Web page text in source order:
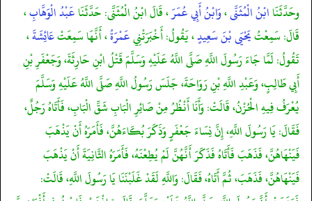
وحَدَّثَنَاابْنُ الْمُثَنَّى،وَابْنُ أَبِي عُمَرَ، قَالَ ابْنُ الْمُثَنَّى: حَدَّثَنَاعَبْدُ الْوَهَّابِ،
قَالَ: سَمِعْتُيَحْيَى بْنَ سَعِيدٍ، يَقُولُ: أَخْبَرَتْنِيعَمْرَةُ، أَنَّهَا سَمِعَتْعَائِشَةَ،
تَقُولُ: لَمَّا جَاءَ رَسُولَ اللَّهِ صَلَّى اللَّهُ عَلَيْهِ وَسَلَّمَ قَتْلُ ابْنِ حَارِثَةَ، وَجَعْفَرِ بْنِ
أَبِي طَالِبٍ، وَعَبْدِ اللَّهِ بْنِ رَوَاحَةَ، جَلَسَ رَسُولُ اللَّهِ صَلَّى اللَّهُ عَلَيْهِ وَسَلَّمَ
يُعْرَفُ فِيهِ الْحُزْنُ، قَالَتْ: وَأَنَا أَنْظُرُ مِنْ صَائِرِ الْبَابِ شَقِّ الْبَابِ، فَأَتَاهُ رَجُلٌ،
فَقَالَ: يَا رَسُولَ اللَّهِ، إِنَّ نِسَاءَ جَعْفَرٍ وَذَكَرَ بُكَاءَهُنَّ، فَأَمَرَهُ أَنْ يَذْهَبَ
فَيَنْهَاهُنَّ، فَذَهَبَ فَأَتَاهُ فَذَكَرَ أَنَّهُنَّ لَمْ يُطِعْنَهُ، فَأَمَرَهُ الثَّانِيَةَ أَنْ يَذْهَبَ
فَيَنْهَاهُنَّ، فَذَهَبَ، ثُمَّ أَتَاهُ، فَقَالَ: وَاللَّهِ لَقَدْ غَلَبْنَنَا يَا رَسُولَ اللَّهِ، قَالَتْ: